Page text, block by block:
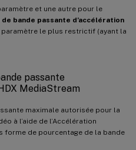
et une autre pour le
bande passante d’accélération
paramètre le plus restrictif (ayant la
passante
MediaStream
maximale autorisée pour la
à l’aide de l’Accélération
forme de pourcentage de la bande